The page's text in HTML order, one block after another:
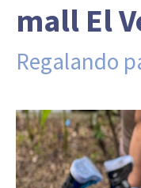
mall El
Regalando